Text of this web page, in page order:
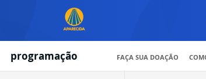
programação FAÇA SUA DOAÇÃO